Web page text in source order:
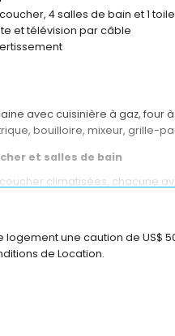
4 salles de bain et 1
et télévision par câble
avec cuisinière à gaz, four
bouilloire, mixeur, grille-
et salles de bain
climatisées, chacune
en suite, chacune avec bain
en suite, chacune avec
logement une caution de US$
de Location.